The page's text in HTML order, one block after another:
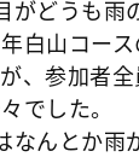
がどうも雨
白山コー
、参加者
でした。
んとか雨